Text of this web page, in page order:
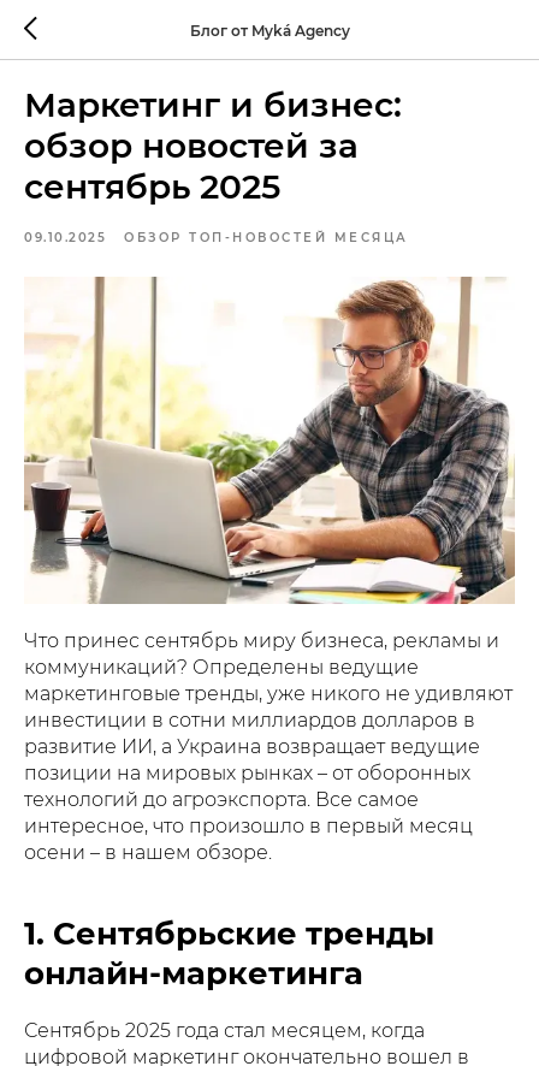
Блог от Myká Agency
Маркетинг и бизнес:
обзор новостей за
сентябрь 2025
09.10.2025 ОБЗОР ТОП-НОВОСТЕЙ МЕСЯЦА
Что принес сентябрь миру бизнеса, рекламы и
коммуникаций? Определены ведущие
маркетинговые тренды, уже никого не удивляют
инвестиции в сотни миллиардов долларов в
развитие ИИ, а Украина возвращает ведущие
позиции на мировых рынках – от оборонных
технологий до агроэкспорта. Все самое
интересное, что произошло в первый месяц
осени – в нашем обзоре.
1. Сентябрьские тренды
онлайн-маркетинга
Сентябрь 2025 года стал месяцем, когда
цифровой маркетинг окончательно вошел в